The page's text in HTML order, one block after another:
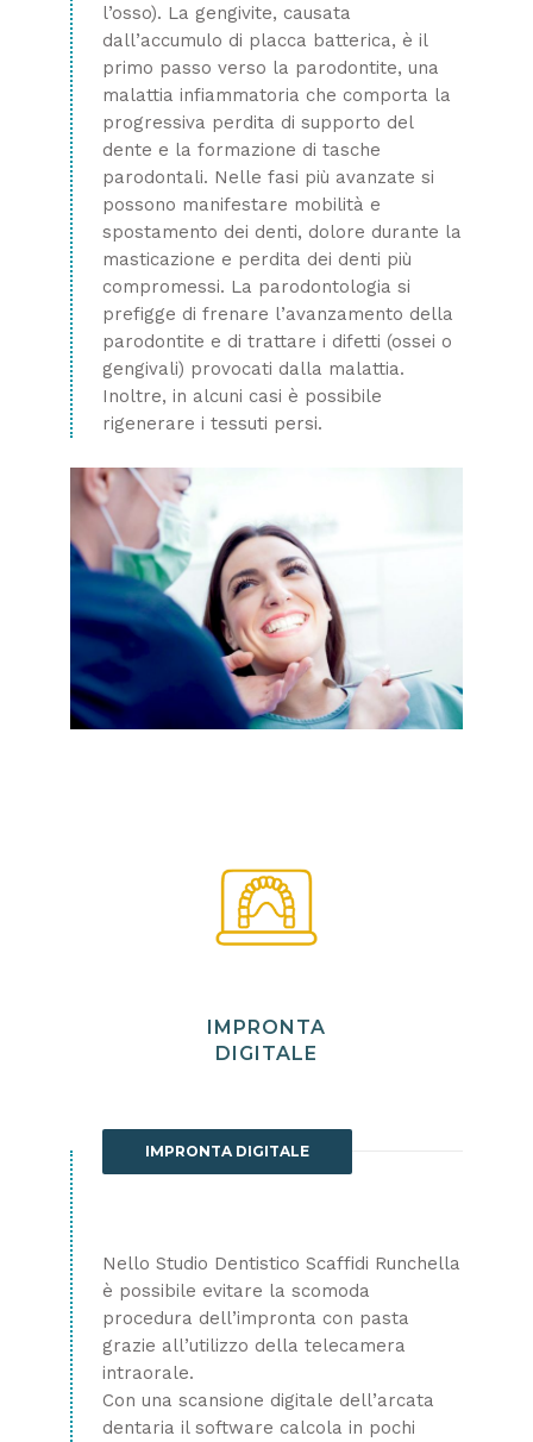
l’osso). La gengivite, causata
dall’accumulo di placca batterica, è il
primo passo verso la parodontite, una
malattia infiammatoria che comporta la
progressiva perdita di supporto del
dente e la formazione di tasche
parodontali. Nelle fasi più avanzate si
possono manifestare mobilità e
spostamento dei denti, dolore durante la
masticazione e perdita dei denti più
compromessi. La parodontologia si
prefigge di frenare l’avanzamento della
parodontite e di trattare i difetti (ossei o
gengivali) provocati dalla malattia.
Inoltre, in alcuni casi è possibile
rigenerare i tessuti persi.
IMPRONTA
DIGITALE
IMPRONTA DIGITALE
Nello Studio Dentistico Scaffidi Runchella
è possibile evitare la scomoda
procedura dell’impronta con pasta
grazie all’utilizzo della telecamera
intraorale.
Con una scansione digitale dell’arcata
dentaria il software calcola in pochi